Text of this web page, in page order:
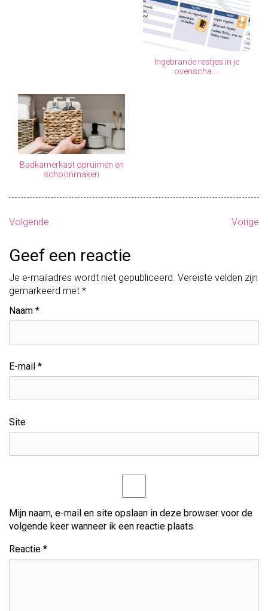
Ingebrande restjes in je
ovenscha ...
Badkamerkast opruimen en
schoonmaken
B
e
r
i
c
t
n
a
v
t
i
e
Vorige
Volgende
Geef een reactie
Je e-mailadres wordt niet gepubliceerd. Vereiste velden zijn
gemarkeerd met *
Naam *
E-mail *
Site
Mijn naam, e-mail en site opslaan in deze browser voor de
volgende keer wanneer ik een reactie plaats.
Reactie *